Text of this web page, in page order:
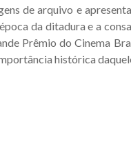
de arquivo e
da ditadura e a
Prêmio do Cinema
histórica